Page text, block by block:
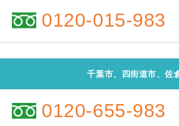
0120-015-983
千葉市、四街道市、佐
0120-655-983